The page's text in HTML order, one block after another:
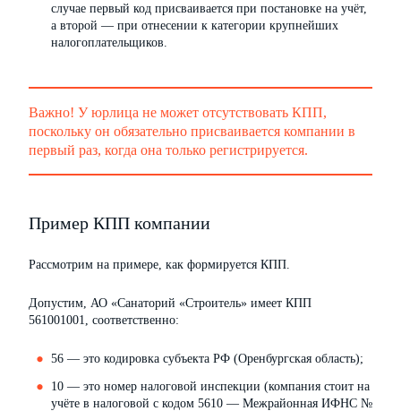
случае первый код присваивается при постановке на учёт,
а второй — при отнесении к категории крупнейших
налогоплательщиков.
Важно! У юрлица не может отсутствовать КПП,
поскольку он обязательно присваивается компании в
первый раз, когда она только регистрируется.
Пример КПП компании
Рассмотрим на примере, как формируется КПП.
Допустим, АО «Санаторий «Строитель» имеет КПП
561001001, соответственно:
56 — это кодировка субъекта РФ (Оренбургская область);
10 — это номер налоговой инспекции (компания стоит на
учёте в налоговой с кодом 5610 — Межрайонная ИФНС №